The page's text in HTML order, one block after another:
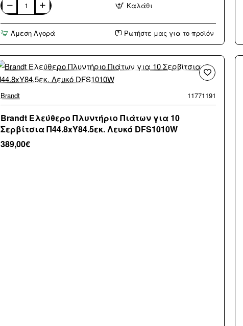
Brandt
BOH1325X
Φούρνος
άνω
χωρίς
Εστίες
Π56εκ.
Μαύρος
Καλάθι
Άμεση Αγορά Ρωτήστε μας για το προϊόν
Brandt 11771191
Brandt Ελεύθερο Πλυντήριο Πιάτων για 10
Σερβίτσια Π44.8xY84.5εκ. Λευκό DFS1010W
389,00€